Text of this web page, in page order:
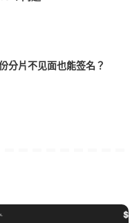
分片不见面也能签名？